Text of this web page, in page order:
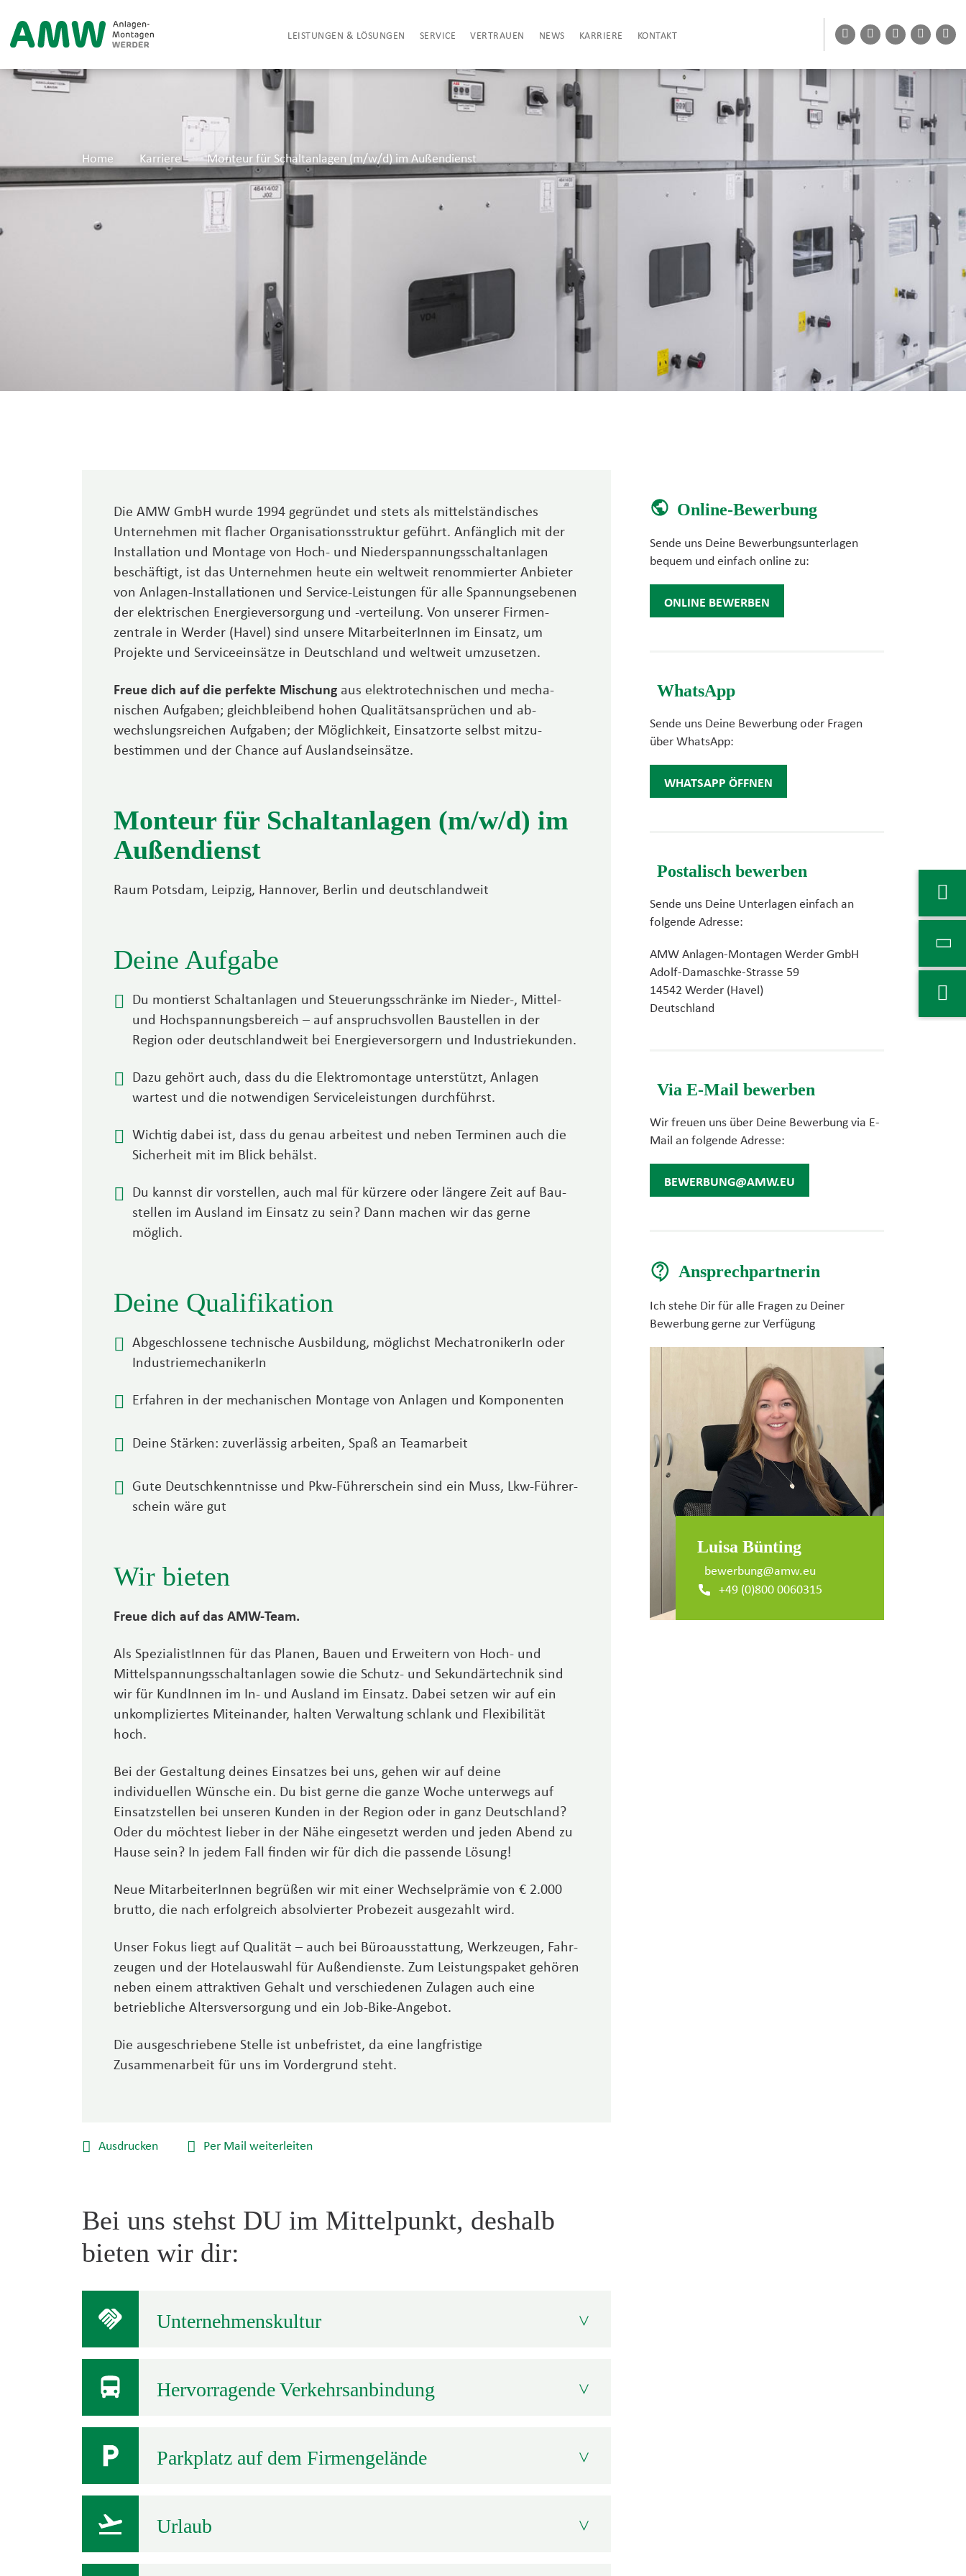
LEISTUNGEN & LÖSUNGEN SERVICE VERTRAUEN NEWS KARRIERE KONTAKT
Home Karriere Monteur für Schaltanlagen (m/w/d) im Außendienst
Die AMW GmbH wurde 1994 gegründet und stets als mittel­ständisches
Unternehmen mit flacher Organisations­struktur geführt. Anfäng­lich mit der
Installation und Montage von Hoch- und Nieder­spannungs­schaltanlagen
beschäftigt, ist das Unter­nehmen heute ein weltweit renommierter Anbieter
von Anlagen-Installa­tionen und Service-Leistungen für alle Spannungs­ebenen
der elektrischen Energie­versorgung und -verteilung. Von unserer Firmen­
zentrale in Werder (Havel) sind unsere Mitar­beiterInnen im Einsatz, um
Projekte und Service­einsätze in Deutschland und welt­weit umzu­setzen.
Freue dich auf die perfekte Mischung aus elektro­technischen und mecha­
nischen Auf­gaben; gleich­bleibend hohen Qualitäts­an­sprüchen und ab­
wechslungs­reichen Aufgaben; der Möglich­keit, Einsatz­orte selbst mitzu­
bestimmen und der Chance auf Aus­lands­ein­sätze.
Monteur für Schaltanlagen (m/w/d) im
Außendienst
Raum Potsdam, Leipzig, Hannover, Berlin und deutschlandweit
Deine Aufgabe
Du montierst Schaltanlagen und Steuerungsschränke im Nieder-, Mittel-
und Hoch­spannungs­bereich – auf anspruchs­vollen Baustellen in der
Region oder deutschland­weit bei Energie­versorgern und Industrie­kunden.
Dazu gehört auch, dass du die Elektromontage unter­stützt, Anlagen
wartest und die not­wendigen Service­leistungen durch­führst.
Wichtig dabei ist, dass du genau arbeitest und neben Terminen auch die
Sicher­heit mit im Blick behälst.
Du kannst dir vor­stellen, auch mal für kürzere oder längere Zeit auf Bau­
stellen im Ausland im Einsatz zu sein? Dann machen wir das gerne
möglich.
Deine Qualifikation
Abgeschlossene technische Ausbildung, möglichst MechatronikerIn oder
IndustriemechanikerIn
Erfahren in der mechanischen Montage von Anlagen und Komponenten
Deine Stärken: zuverlässig arbeiten, Spaß an Team­arbeit
Gute Deutschkenntnisse und Pkw-Führer­schein sind ein Muss, Lkw-Führer­
schein wäre gut
Wir bieten
Freue dich auf das AMW-Team.
Als Spezia­listInnen für das Planen, Bauen und Er­weitern von Hoch- und
Mittel­spannungs­schaltanlagen sowie die Schutz- und Sekundär­technik sind
wir für KundInnen im In- und Ausland im Einsatz. Dabei setzen wir auf ein
unkompli­ziertes Mitein­ander, halten Verwaltung schlank und Flexibili­tät
hoch.
Bei der Gestaltung deines Einsatzes bei uns, gehen wir auf deine
individuellen Wünsche ein. Du bist gerne die ganze Woche unterwegs auf
Einsatzstellen bei unseren Kunden in der Region oder in ganz Deutschland?
Oder du möchtest lieber in der Nähe eingesetzt werden und jeden Abend zu
Hause sein? In jedem Fall finden wir für dich die passende Lösung!
Neue MitarbeiterInnen begrüßen wir mit einer Wechselprämie von € 2.000
brutto, die nach erfolgreich absolvierter Probezeit ausgezahlt wird.
Unser Fokus liegt auf Qualität – auch bei Büro­aus­stattung, Werkzeugen, Fahr­
zeugen und der Hotel­auswahl für Außen­dienste. Zum Leistungs­paket gehören
neben einem attraktiven Gehalt und verschie­denen Zulagen auch eine
betrieb­liche Alters­ver­sorgung und ein Job-Bike-Angebot.
Die ausgeschriebene Stelle ist unbefristet, da eine langfristige
Zusammenarbeit für uns im Vordergrund steht.
Ausdrucken Per Mail weiterleiten
Bei uns stehst DU im Mittelpunkt, deshalb
bieten wir dir:
Unternehmenskultur
übereinander.
Hervorragende Verkehrsanbindung
hervorragende Anbindungen nach Potsdam, Berlin und ins Umland.
Parkplatz auf dem Firmengelände
Urlaub
Online-Bewerbung
Sende uns Deine Bewerbungsunterlagen
bequem und einfach online zu:
ONLINE BEWERBEN
WhatsApp
Sende uns Deine Bewerbung oder Fragen
über WhatsApp:
WHATSAPP ÖFFNEN
Postalisch bewerben
Sende uns Deine Unterlagen einfach an
folgende Adresse:
AMW Anlagen-Montagen Werder GmbH
Adolf-Damaschke-Strasse 59
14542 Werder (Havel)
Deutschland
Via E-Mail bewerben
Wir freuen uns über Deine Bewerbung via E-
Mail an folgende Adresse:
BEWERBUNG@AMW.EU
Ansprechpartnerin
Ich stehe Dir für alle Fragen zu Deiner
Bewerbung gerne zur Verfügung
Luisa Bünting
bewerbung@amw.eu
+49 (0)800 0060315